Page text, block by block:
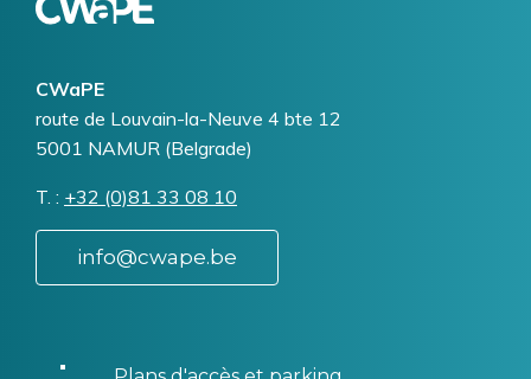
CWaPE
Addresse
route de Louvain-la-Neuve 4 bte 12
5001 NAMUR (Belgrade)
T. Téléphone
+32 (0)81 33 08 10
info@cwape.be